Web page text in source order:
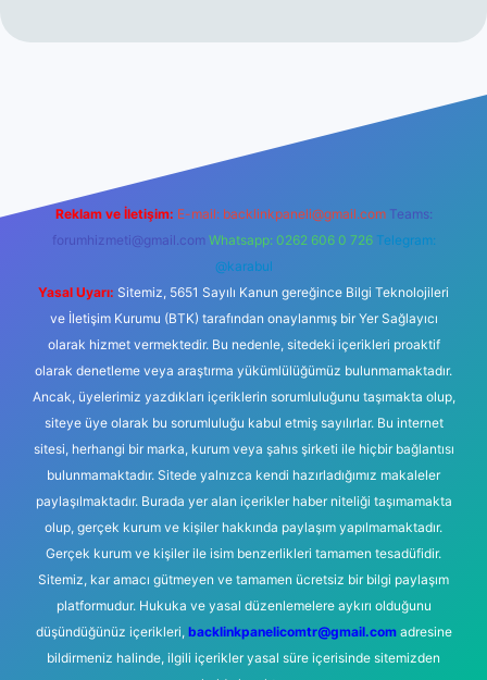
elexbetgiris.org
Reklam ve İletişim: E-mail: backlinkpaneli@gmail.com Teams:
forumhizmeti@gmail.com Whatsapp: 0262 606 0 726 Telegram:
@karabul
Yasal Uyarı: Sitemiz, 5651 Sayılı Kanun gereğince Bilgi Teknolojileri
ve İletişim Kurumu (BTK) tarafından onaylanmış bir Yer Sağlayıcı
olarak hizmet vermektedir. Bu nedenle, sitedeki içerikleri proaktif
olarak denetleme veya araştırma yükümlülüğümüz bulunmamaktadır.
Ancak, üyelerimiz yazdıkları içeriklerin sorumluluğunu taşımakta olup,
siteye üye olarak bu sorumluluğu kabul etmiş sayılırlar. Bu internet
sitesi, herhangi bir marka, kurum veya şahıs şirketi ile hiçbir bağlantısı
bulunmamaktadır. Sitede yalnızca kendi hazırladığımız makaleler
paylaşılmaktadır. Burada yer alan içerikler haber niteliği taşımamakta
olup, gerçek kurum ve kişiler hakkında paylaşım yapılmamaktadır.
Gerçek kurum ve kişiler ile isim benzerlikleri tamamen tesadüfidir.
Sitemiz, kar amacı gütmeyen ve tamamen ücretsiz bir bilgi paylaşım
platformudur. Hukuka ve yasal düzenlemelere aykırı olduğunu
düşündüğünüz içerikleri, backlinkpanelicomtr@gmail.comadresine
bildirmeniz halinde, ilgili içerikler yasal süre içerisinde sitemizden